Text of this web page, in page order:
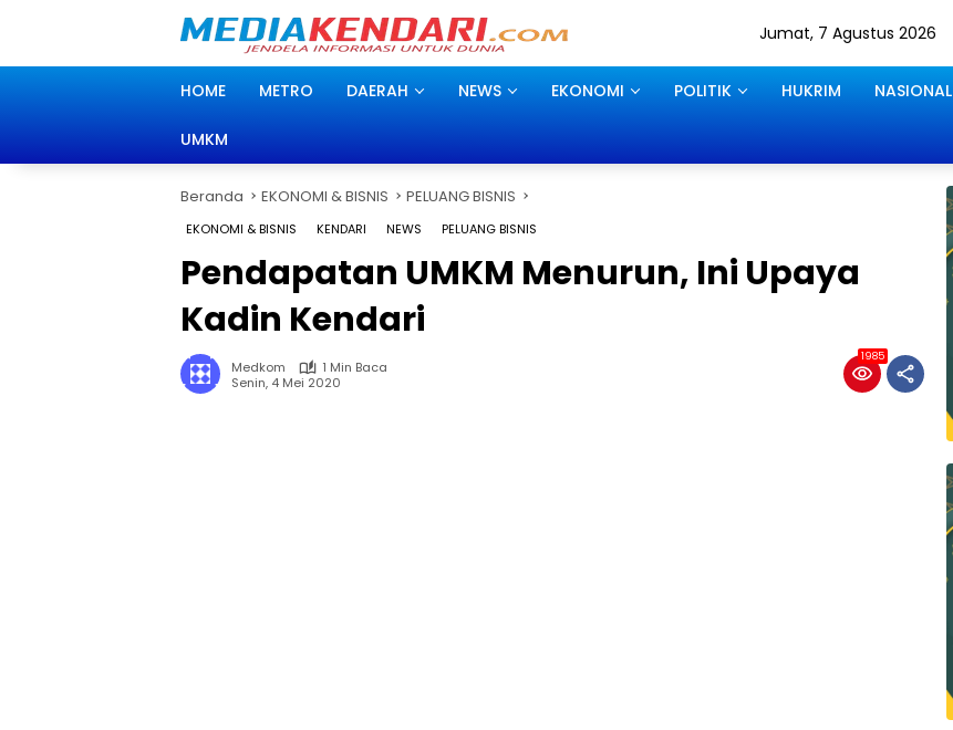
Jumat, 7 Agustus 2026
HOME METRO DAERAH NEWS EKONOMI POLITIK HUKRIM NASIONAL
UMKM
Beranda EKONOMI & BISNIS PELUANG BISNIS
EKONOMI & BISNIS KENDARI NEWS PELUANG BISNIS
Pendapatan UMKM Menurun, Ini Upaya
Kadin Kendari
Medkom
1 Min Baca
Senin, 4 Mei 2020
1985